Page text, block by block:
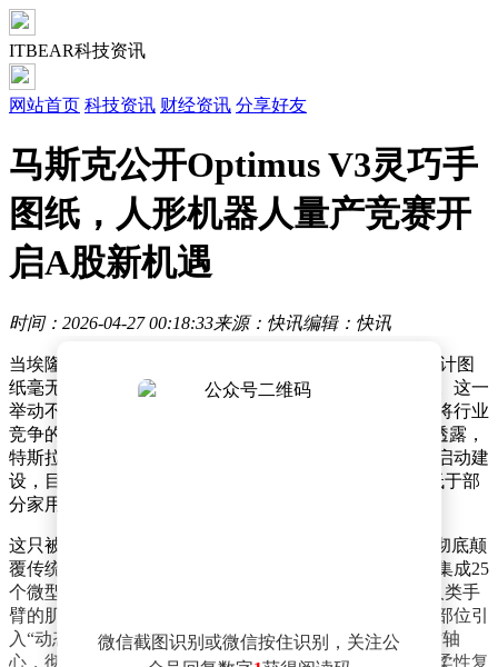
ITBEAR科技资讯
网站首页 科技资讯 财经资讯 分享好友
马斯克公开Optimus V3灵巧手
图纸，人形机器人量产竞赛开
启A股新机遇
时间：2026-04-27 00:18:33来源：快讯编辑：快讯
当埃隆·马斯克将Optimus V3人形机器人灵巧手的详细设计图
纸毫无保留地公开时，全球科技界与资本市场瞬间沸腾。这一
举动不仅撕开了人形机器人领域最核心的技术屏障，更将行业
竞争的焦点从“技术突破”推向“量产能力”。据知情人士透露，
特斯拉德州工厂已规划年产能达千万台，上海工厂同步启动建
设，目标将单台成本压缩至2万美元——这一价格甚至低于部
分家用汽车。
这只被马斯克称为“工程学巅峰”的灵巧手，其设计理念彻底颠
覆传统。手掌内部采用中空结构，在硬币大小的空间内集成25
个微型电机，通过3根仿生肌腱与前臂连接，完美复现人类手
臂的肌腱传动逻辑。更令人惊叹的是其工艺创新：手腕部位引
入“动态旋转窗口”设计，使缆绳在360度旋转时始终紧贴轴
心，彻底消除动力损耗；手指关节摒弃金属轴承，改用柔性复
微信截图识别或微信按住识别，关注公